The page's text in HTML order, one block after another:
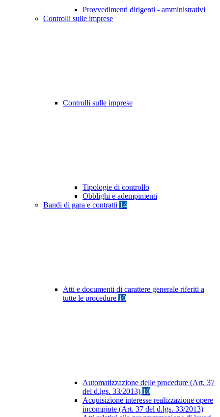
Provvedimenti dirigenti - amministrativi
Controlli sulle imprese
Controlli sulle imprese
Tipologie di controllo
Obblighi e adempimenti
Bandi di gara e contratti 14
Atti e documenti di carattere generale riferiti a
tutte le procedure 10
Automatizzazione delle procedure (Art. 37
del d.lgs. 33/2013) 10
Acquisizione interesse realizzazione opere
incompiute (Art. 37 del d.lgs. 33/2013)